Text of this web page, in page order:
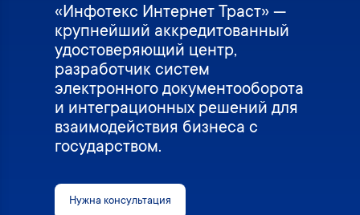
«Инфотекс Интернет Траст» —
крупнейший аккредитованный
удостоверяющий центр,
разработчик систем
электронного документооборота
и интеграционных решений для
взаимодействия бизнеса с
государством.
Нужна консультация